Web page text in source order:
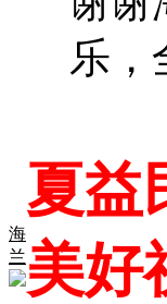
海
兰
乐，
夏益
美好